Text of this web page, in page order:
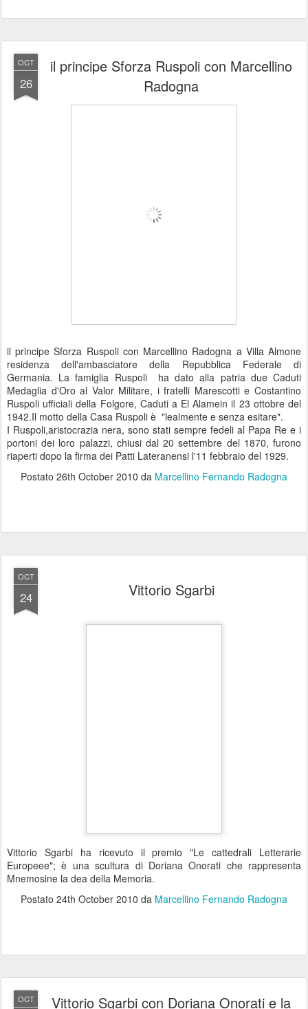
OCT
26
il principe Sforza Ruspoli con Marcellino
Radogna
il principe Sforza Ruspoli con Marcellino Radogna a Villa Almone
residenza dell'ambasciatore della Repubblica Federale di
Germania. La famiglia Ruspoli ha dato alla patria due Caduti
Medaglia d'Oro al Valor Militare, i fratelli Marescotti e Costantino
Ruspoli ufficiali della Folgore, Caduti a El Alamein il 23 ottobre del
1942.Il motto della Casa Ruspoli è "lealmente e senza esitare".
I Ruspoli,aristocrazia nera, sono stati sempre fedeli al Papa Re e i
portoni dei loro palazzi, chiusi dal 20 settembre del 1870, furono
riaperti dopo la firma dei Patti Lateranensi l'11 febbraio del 1929.
Postato 26th October 2010 da Marcellino Fernando Radogna
OCT
24 Vittorio Sgarbi
Vittorio Sgarbi ha ricevuto il premio "Le cattedrali Letterarie
Europeee"; è una scultura di Doriana Onorati che rappresenta
Mnemosine la dea della Memoria.
Postato 24th October 2010 da Marcellino Fernando Radogna
OCT
Vittorio Sgarbi con Doriana Onorati e la